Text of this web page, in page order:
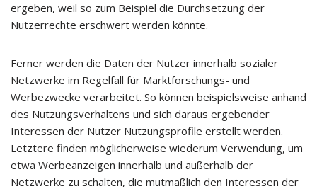
ergeben, weil so zum Beispiel die Durchsetzung der
Nutzerrechte erschwert werden könnte.
Ferner werden die Daten der Nutzer innerhalb sozialer
Netzwerke im Regelfall für Marktforschungs- und
Werbezwecke verarbeitet. So können beispielsweise anhand
des Nutzungsverhaltens und sich daraus ergebender
Interessen der Nutzer Nutzungsprofile erstellt werden.
Letztere finden möglicherweise wiederum Verwendung, um
etwa Werbeanzeigen innerhalb und außerhalb der
Netzwerke zu schalten, die mutmaßlich den Interessen der